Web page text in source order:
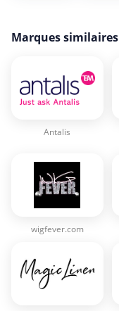
Marques similaires
Antalis
wigfever.com